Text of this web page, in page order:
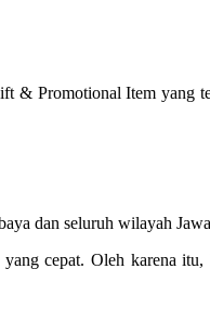
& Promotional Item yang
dan seluruh wilayah
cepat. Oleh karena